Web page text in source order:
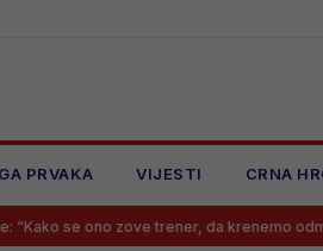
PRVAKA VIJESTI CRNA
trener, da krenemo odmah psovati”